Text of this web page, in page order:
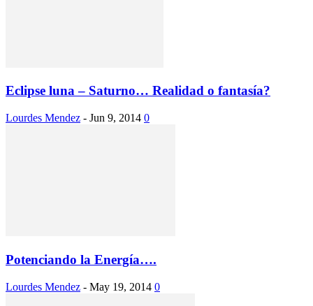
Eclipse luna – Saturno… Realidad o fantasía?
Lourdes Mendez - Jun 9, 2014 0
Potenciando la Energía….
Lourdes Mendez - May 19, 2014 0